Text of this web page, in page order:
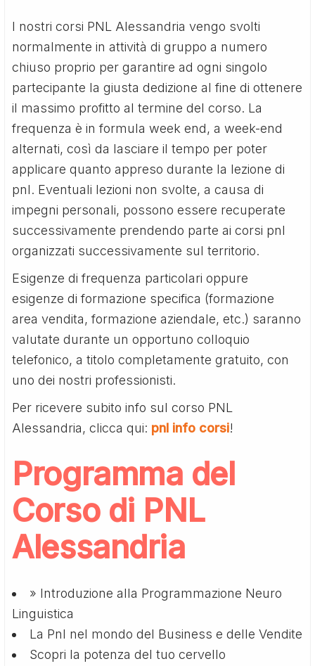
I nostri corsi PNL Alessandria vengo svolti
normalmente in attività di gruppo a numero
chiuso proprio per garantire ad ogni singolo
partecipante la giusta dedizione al fine di ottenere
il massimo profitto al termine del corso. La
frequenza è in formula week end, a week-end
alternati, così da lasciare il tempo per poter
applicare quanto appreso durante la lezione di
pnl. Eventuali lezioni non svolte, a causa di
impegni personali, possono essere recuperate
successivamente prendendo parte ai corsi pnl
organizzati successivamente sul territorio.
Esigenze di frequenza particolari oppure
esigenze di formazione specifica (formazione
area vendita, formazione aziendale, etc.) saranno
valutate durante un opportuno colloquio
telefonico, a titolo completamente gratuito, con
uno dei nostri professionisti.
Per ricevere subito info sul corso PNL
Alessandria, clicca qui: pnl info corsi!
Programma del
Corso di PNL
Alessandria
» Introduzione alla Programmazione Neuro
Linguistica
La Pnl nel mondo del Business e delle Vendite
Scopri la potenza del tuo cervello